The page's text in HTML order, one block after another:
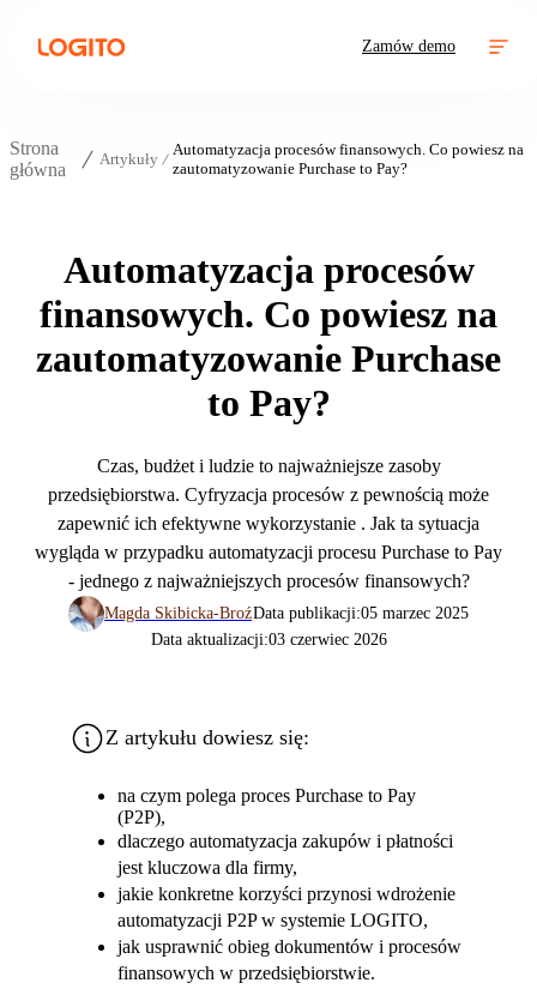
Zamów demo
Strona
główna
Artykuły
Automatyzacja procesów finansowych. Co powiesz na
zautomatyzowanie Purchase to Pay?
Automatyzacja procesów
finansowych. Co powiesz na
zautomatyzowanie Purchase
to Pay?
Czas, budżet i ludzie to najważniejsze zasoby
przedsiębiorstwa. Cyfryzacja procesów z pewnością może
zapewnić ich efektywne wykorzystanie . Jak ta sytuacja
wygląda w przypadku automatyzacji procesu Purchase to Pay
- jednego z najważniejszych procesów finansowych?
Magda Skibicka-BroźData publikacji:05 marzec 2025
Data aktualizacji:03 czerwiec 2026
Z artykułu dowiesz się:
na czym polega proces Purchase to Pay
(P2P),
dlaczego automatyzacja zakupów i płatności
jest kluczowa dla firmy,
jakie konkretne korzyści przynosi wdrożenie
automatyzacji P2P w systemie LOGITO,
jak usprawnić obieg dokumentów i procesów
finansowych w przedsiębiorstwie.